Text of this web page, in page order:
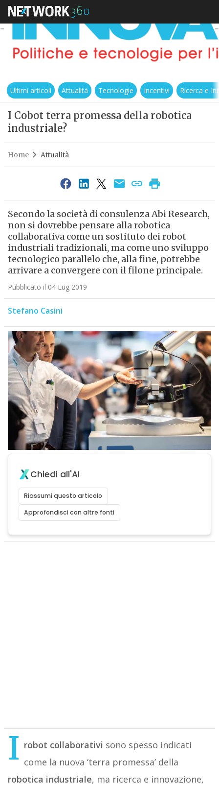
Ultimi articoli Attualità Tecnologie Incentivi Ricerca e
I Cobot terra promessa della robotica
industriale?
Home Attualità
Secondo la società di consulenza Abi Research,
non si dovrebbe pensare alla robotica
collaborativa come un sostituto dei robot
industriali tradizionali, ma come uno sviluppo
tecnologico parallelo che, alla fine, potrebbe
arrivare a convergere con il filone principale.
Pubblicato il 04 Lug 2019
Stefano Casini
Chiedi all'AI
Riassumi questo articolo
Approfondisci con altre fonti
I robot collaborativi sono spesso indicati
come la nuova ‘terra promessa’ della
robotica industriale, ma ricerca e innovazione,